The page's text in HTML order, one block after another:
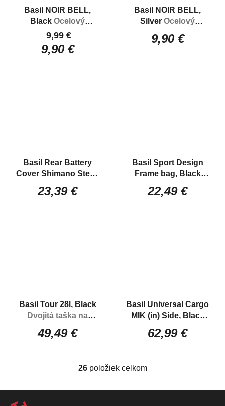
Basil NOIR BELL,
Black Ocelový
zvonček s menším
rozmerom
9,90 €
9,99 €
Basil NOIR BELL,
Silver Ocelový
rozmerom
9,90 €
Basil Rear Battery
Cover Shimano Steps
batérie - SHIMANO
23,39 €
Basil Sport Design
Frame bag, Black
bicykla s púzdrom na
22,49 €
Basil Tour 28l, Black
Dvojitá taška na
bicykel
49,49 €
Basil Universal Cargo
MIK (in) Side, Black
univerzálny nosič na
bicykel dozadu s MIK
62,99 €
O
26položiek celkom